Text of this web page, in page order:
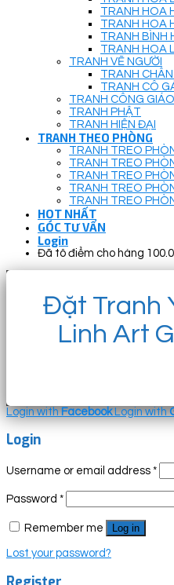
TRANH HOA
TRANH HOA
TRANH BÌNH
TRANH HOA
TRANH VẼ NGƯỜI
TRANH
TRANH CÔ
TRANH CÔNG GIÁO
TRANH PHẬT
TRANH HIỆN ĐẠI
TRANH THEO PHÒNG
TRANH TREO
TRANH TREO
TRANH TREO
TRANH TREO
TRANH TREO
HOT NHẤT
GÓC TƯ VẤN
Login
Đã tô điểm cho hàng
Đặt Tranh
Linh Art
Login withFacebook Login with
Login
Username or email address *
Password *
Remember me Log in
Lost your password?